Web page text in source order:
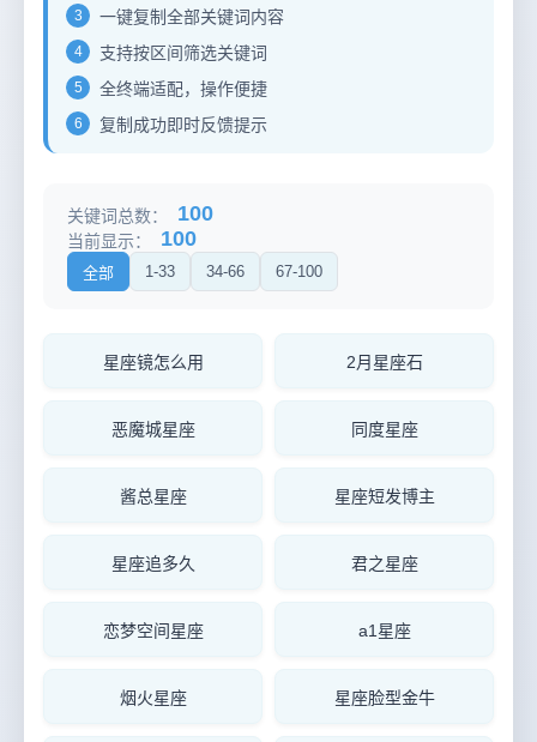
3 一键复制全部关键词内容
4 支持按区间筛选关键词
5 全终端适配，操作便捷
6 复制成功即时反馈提示
关键词总数： 100
当前显示： 100
全部 1-33 34-66 67-100
星座镜怎么用 2月星座石
恶魔城星座 同度星座
酱总星座 星座短发博主
星座追多久 君之星座
恋梦空间星座 a1星座
烟火星座 星座脸型金牛